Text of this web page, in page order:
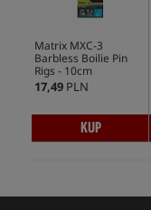
Matrix MXC-3
Barbless Boilie Pin
Rigs - 10cm
17,49 PLN
KUP